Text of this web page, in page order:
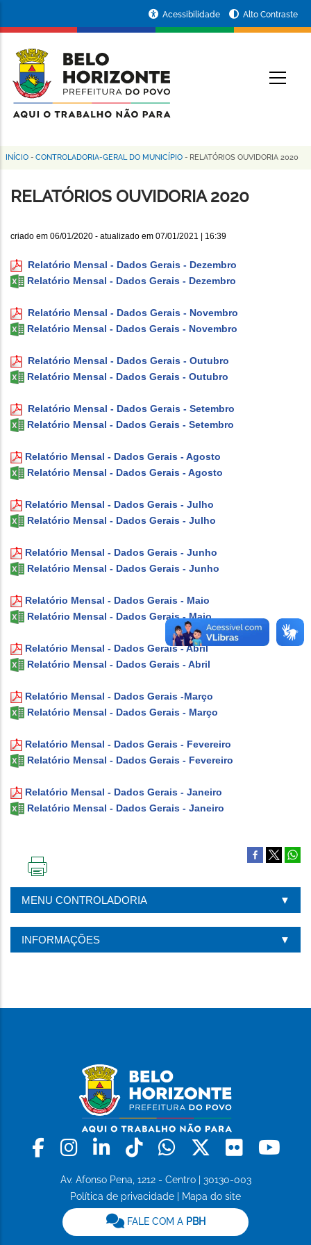
conteúdo
principal
da
Prefeitura
de
Horizonte
Acessibilidade Alto Contraste
Trilha
de
INÍCIO - CONTROLADORIA-GERAL DO MUNICÍPIO - RELATÓRIOS OUVIDORIA 2020
RELATÓRIOS OUVIDORIA 2020
criado em 06/01/2020 - atualizado em 07/01/2021 | 16:39
Relatório Mensal - Dados Gerais - Dezembro
Relatório Mensal - Dados Gerais - Dezembro
Relatório Mensal - Dados Gerais - Novembro
Relatório Mensal - Dados Gerais - Novembro
Relatório Mensal - Dados Gerais - Outubro
Relatório Mensal - Dados Gerais - Outubro
Relatório Mensal - Dados Gerais - Setembro
Relatório Mensal - Dados Gerais - Setembro
Relatório Mensal - Dados Gerais - Agosto
Relatório Mensal - Dados Gerais - Agosto
Relatório Mensal - Dados Gerais - Julho
Relatório Mensal - Dados Gerais - Julho
Relatório Mensal - Dados Gerais - Junho
Relatório Mensal - Dados Gerais - Junho
Relatório Mensal - Dados Gerais - Maio
Relatório Mensal - Dados Gerais - Maio
Relatório Mensal - Dados Gerais - Abril
Relatório Mensal - Dados Gerais - Abril
Relatório Mensal - Dados Gerais -Março
Relatório Mensal - Dados Gerais - Março
Relatório Mensal - Dados Gerais - Fevereiro
Relatório Mensal - Dados Gerais - Fevereiro
Relatório Mensal - Dados Gerais - Janeiro
Relatório Mensal - Dados Gerais - Janeiro
PÁGINA
MENU CONTROLADORIA
INFORMAÇÕES
Facebook
Instagram
LinkedinTiktokWhatsapp
X Flickr
Av. Afonso Pena, 1212 - Centro | 30130-003
Política de privacidade
Mapa do site
FALE COM A PBH